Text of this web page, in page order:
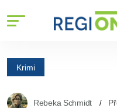
Krimi
Rebeka Schmidt